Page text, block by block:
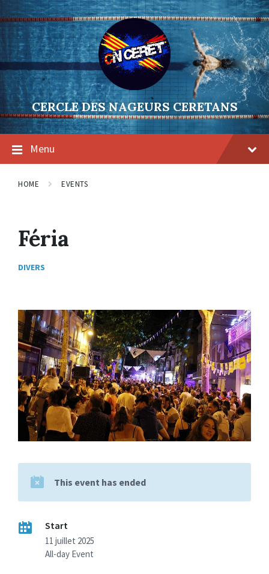
Skip
to
content
Skip
to
main
navigation
Skip
to
footer
CERCLE DES NAGEURS CERETANS
Menu
HOME EVENTS
Féria
DIVERS
This event has ended
Start
11 juillet 2025
All-day Event